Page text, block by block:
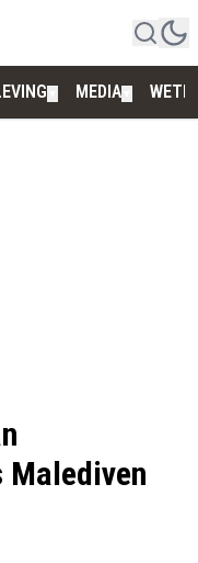
MEDIA
Malediven